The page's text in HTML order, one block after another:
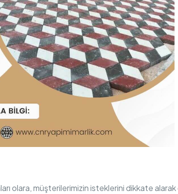
olara, müşterilerimizin isteklerini dikkate